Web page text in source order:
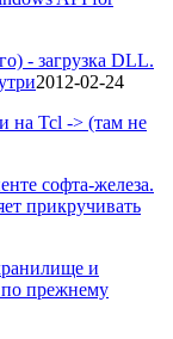
- загрузка DLL.
2012-02-24
на Tcl -> (там не
софта-железа.
прикручивать
и
по прежнему